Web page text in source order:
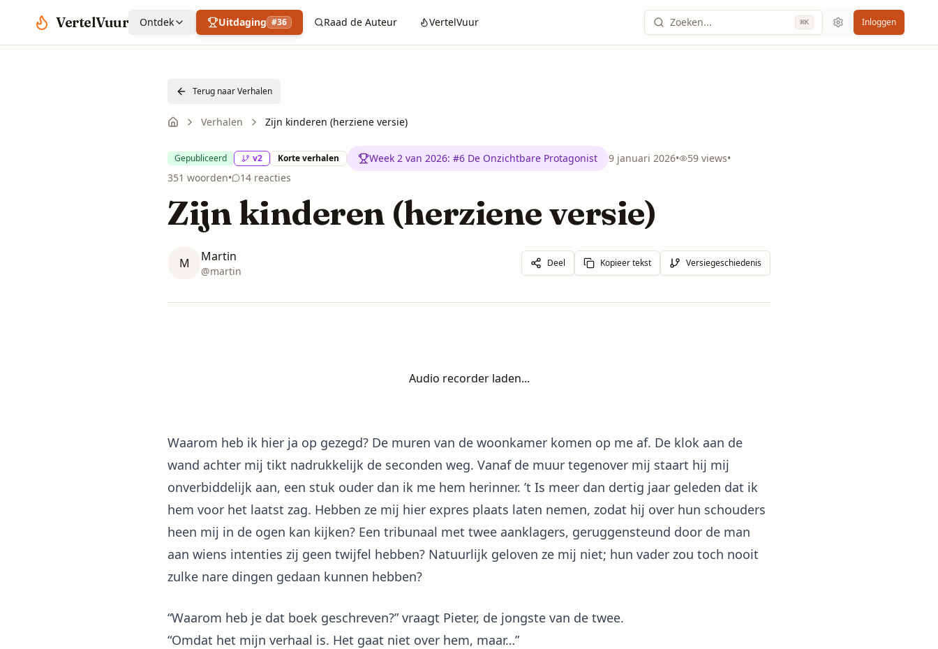
VertelVuur Ontdek Uitdaging #36 Raad de Auteur VertelVuur Zoeken... ⌘K Inloggen
Terug naar Verhalen
Verhalen Zijn kinderen (herziene versie)
Gepubliceerd v2 Korte verhalen Week 2 van 2026: #6 De Onzichtbare Protagonist 9 januari 2026• 59 views•
351 woorden• 14 reacties
Zijn kinderen (herziene versie)
M Martin
@martin
Deel Kopieer tekst Versiegeschiedenis
Audio recorder laden...
Waarom heb ik hier ja op gezegd? De muren van de woonkamer komen op me af. De klok aan de
wand achter mij tikt nadrukkelijk de seconden weg. Vanaf de muur tegenover mij staart hij mij
onverbiddelijk aan, een stuk ouder dan ik me hem herinner. ’t Is meer dan dertig jaar geleden dat ik
hem voor het laatst zag. Hebben ze mij hier expres plaats laten nemen, zodat hij over hun schouders
heen mij in de ogen kan kijken? Een tribunaal met twee aanklagers, geruggensteund door de man
aan wiens intenties zij geen twijfel hebben? Natuurlijk geloven ze mij niet; hun vader zou toch nooit
zulke nare dingen gedaan kunnen hebben?
“Waarom heb je dat boek geschreven?” vraagt Pieter, de jongste van de twee.
“Omdat het mijn verhaal is. Het gaat niet over hem, maar…”